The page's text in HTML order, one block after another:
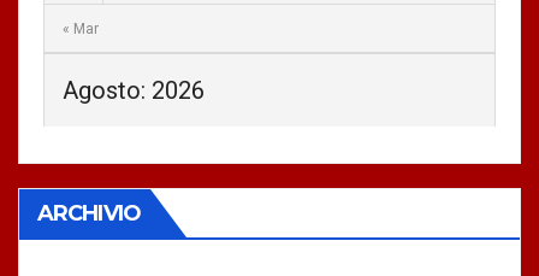
Agosto: 2026
« Mar
ARCHIVIO